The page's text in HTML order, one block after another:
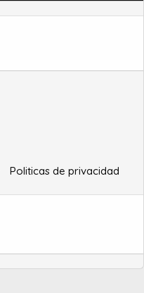
Politicas de privacidad